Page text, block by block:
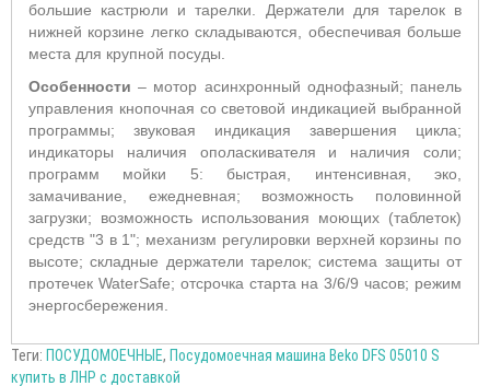
большие кастрюли и тарелки. Держатели для тарелок в
нижней корзине легко складываются, обеспечивая больше
места для крупной посуды.
Особенности– мотор асинхронный однофазный; панель
управления кнопочная со световой индикацией выбранной
программы; звуковая индикация завершения цикла;
индикаторы наличия ополаскивателя и наличия соли;
программ мойки 5: быстрая, интенсивная, эко,
замачивание, ежедневная; возможность половинной
загрузки; возможность использования моющих (таблеток)
средств "3 в 1"; механизм регулировки верхней корзины по
высоте; складные держатели тарелок; система защиты от
протечек WaterSafe; отсрочка старта на 3/6/9 часов; режим
энергосбережения.
Теги: ПОСУДОМОЕЧНЫЕ, Посудомоечная машина Beko DFS 05010 S
купить в ЛНР с доставкой